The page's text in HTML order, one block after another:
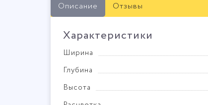
Описание Отзывы
Характеристики
Ширина
Глубина
Высота